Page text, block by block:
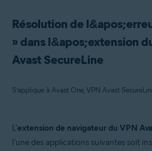
Résolution de
» dans l&apos;extension
Avast SecureLine
S’applique à Avast One, VPN Avast
L'extension de navigateur du VPN
l'une des applications suivantes soit